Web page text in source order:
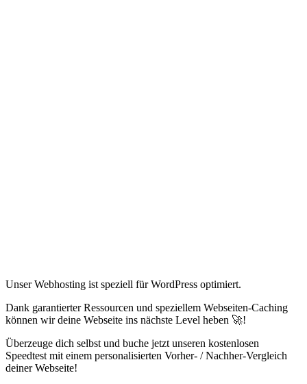
Unser Webhosting ist speziell für WordPress optimiert.
Dank garantierter Ressourcen und speziellem Webseiten-Caching
können wir deine Webseite ins nächste Level heben 🚀!
Überzeuge dich selbst und buche jetzt unseren kostenlosen
Speedtest mit einem personalisierten Vorher- / Nachher-Vergleich
deiner Webseite!